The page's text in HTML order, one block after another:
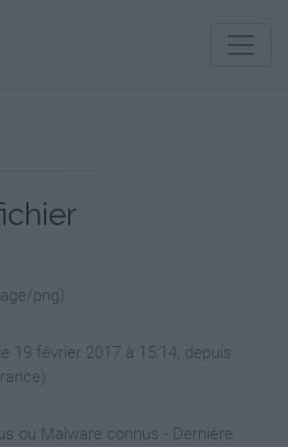
png)
19 février 2017 à 15:14, depuis
ou Malware connus - Dernière